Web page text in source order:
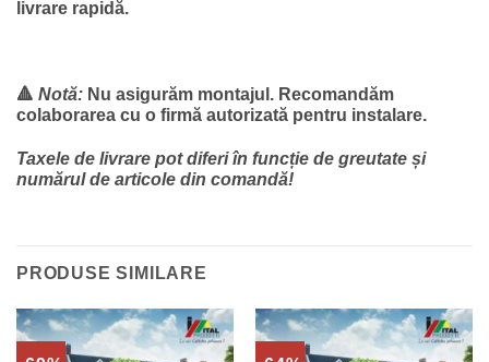
livrare rapidă.
🔺 Notă: Nu asigurăm montajul. Recomandăm
colaborarea cu o firmă autorizată pentru instalare.
Taxele de livrare pot diferi în funcție de greutate și
numărul de articole din comandă!
PRODUSE SIMILARE